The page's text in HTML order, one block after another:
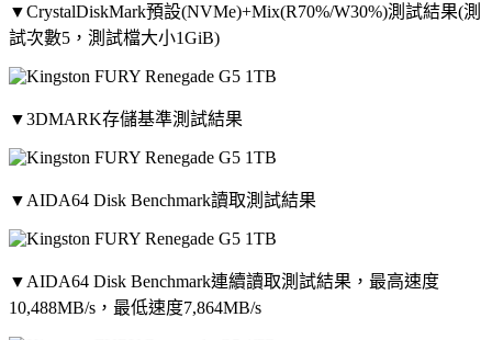
▼CrystalDiskMark預設(NVMe)+Mix(R70%/W30%)測試結果(測
試次數5，測試檔大小1GiB)
▼3DMARK存儲基準測試結果
▼AIDA64 Disk Benchmark讀取測試結果
▼AIDA64 Disk Benchmark連續讀取測試結果，最高速度
10,488MB/s，最低速度7,864MB/s